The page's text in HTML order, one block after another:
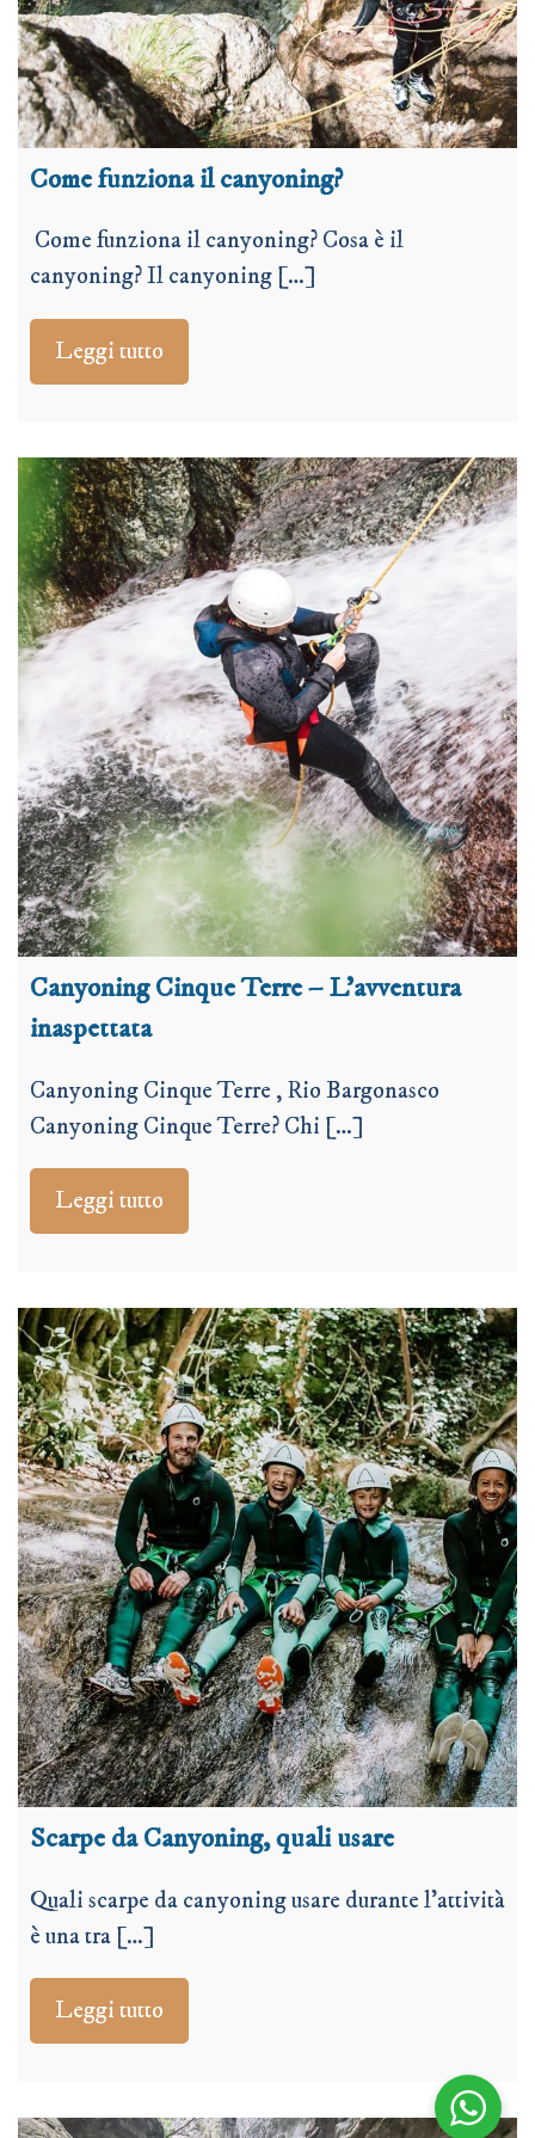
Come funziona il canyoning?
Come funziona il canyoning? Cosa è il
canyoning? Il canyoning […]
Leggi tutto
Canyoning Cinque Terre – L’avventura
inaspettata
Canyoning Cinque Terre , Rio Bargonasco
Canyoning Cinque Terre? Chi […]
Leggi tutto
Scarpe da Canyoning, quali usare
Quali scarpe da canyoning usare durante l’attività
è una tra […]
Leggi tutto